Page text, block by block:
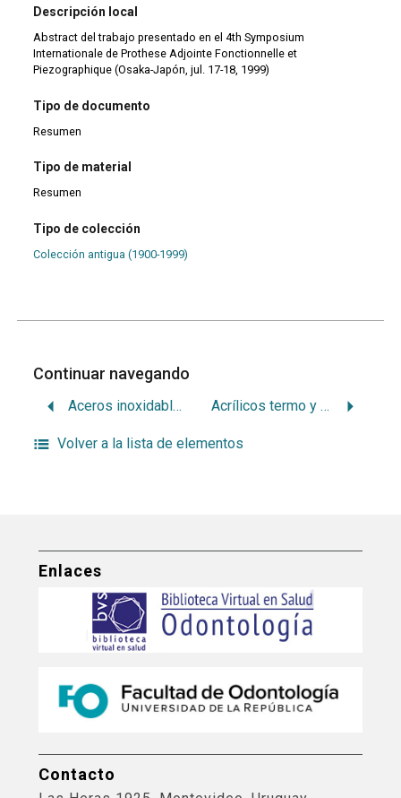
Descripción local
Abstract del trabajo presentado en el 4th Symposium
Internationale de Prothese Adjointe Fonctionnelle et
Piezographique (Osaka-Japón, jul. 17-18, 1999)
Tipo de documento
Resumen
Tipo de material
Resumen
Tipo de colección
Colección antigua (1900-1999)
Continuar navegando
Aceros inoxidables en ortodoncia Acrílicos termo y autopolimerizables: algunas consideraciones sobre sus propiedades y usos como material de restauración dentaria
Volver a la lista de elementos
Enlaces
Contacto